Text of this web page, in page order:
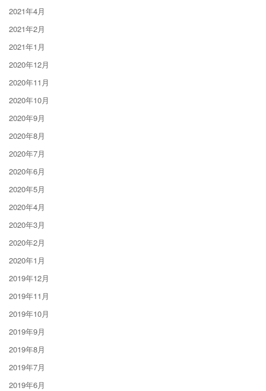
2021年4月
2021年2月
2021年1月
2020年12月
2020年11月
2020年10月
2020年9月
2020年8月
2020年7月
2020年6月
2020年5月
2020年4月
2020年3月
2020年2月
2020年1月
2019年12月
2019年11月
2019年10月
2019年9月
2019年8月
2019年7月
2019年6月